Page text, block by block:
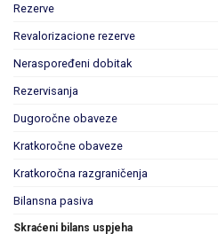
Rezerve
Revalorizacione rezerve
Neraspoređeni dobitak
Rezervisanja
Dugoročne obaveze
Kratkoročne obaveze
Kratkoročna razgraničenja
Bilansna pasiva
Skraćeni bilans uspjeha